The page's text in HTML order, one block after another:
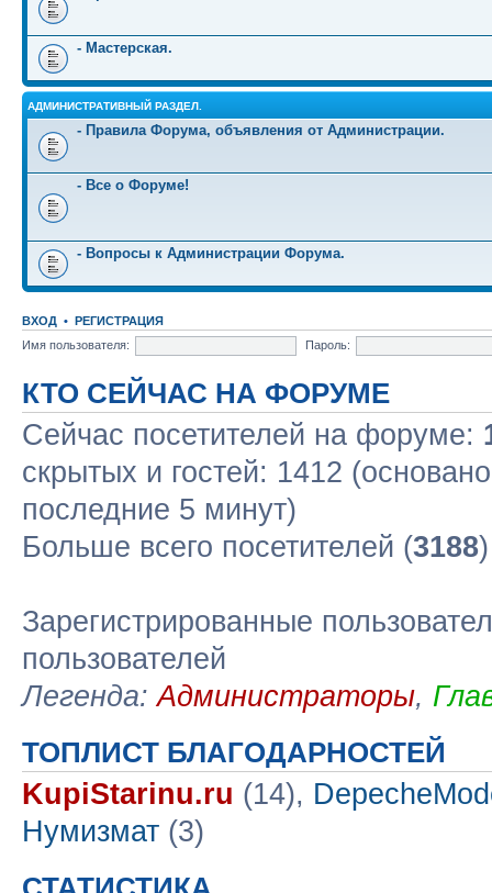
- Мастерская.
АДМИНИСТРАТИВНЫЙ РАЗДЕЛ.
- Правила Форума, объявления от Администрации.
- Все о Форуме!
- Вопросы к Администрации Форума.
ВХОД • РЕГИСТРАЦИЯ
Имя пользователя:
Пароль:
КТО СЕЙЧАС НА ФОРУМЕ
Сейчас посетителей на форуме:
скрытых и гостей: 1412
последние 5 минут)
Больше всего посетителей (3188
Зарегистрированные
пользователей
Легенда:Администраторы,
ТОПЛИСТ БЛАГОДАРНОСТЕЙ
KupiStarinu.ru (14),
Нумизмат (3)